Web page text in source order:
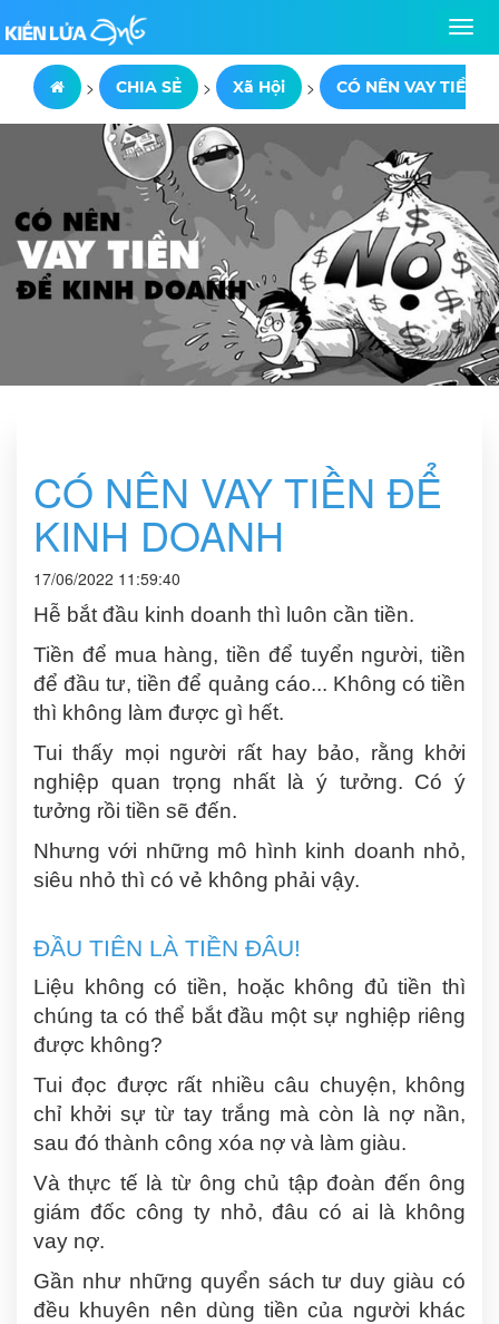
> CHIA SẺ > Xã Hội > CÓ NÊN VAY TIỀN
CÓ NÊN VAY TIỀN ĐỂ
KINH DOANH
17/06/2022 11:59:40
Hễ bắt đầu kinh doanh thì luôn cần tiền.
Tiền để mua hàng, tiền để tuyển người, tiền
để đầu tư, tiền để quảng cáo... Không có tiền
thì không làm được gì hết.
Tui thấy mọi người rất hay bảo, rằng khởi
nghiệp quan trọng nhất là ý tưởng. Có ý
tưởng rồi tiền sẽ đến.
Nhưng với những mô hình kinh doanh nhỏ,
siêu nhỏ thì có vẻ không phải vậy.
ĐẦU TIÊN LÀ TIỀN ĐÂU!
Liệu không có tiền, hoặc không đủ tiền thì
chúng ta có thể bắt đầu một sự nghiệp riêng
được không?
Tui đọc được rất nhiều câu chuyện, không
chỉ khởi sự từ tay trắng mà còn là nợ nần,
sau đó thành công xóa nợ và làm giàu.
Và thực tế là từ ông chủ tập đoàn đến ông
giám đốc công ty nhỏ, đâu có ai là không
vay nợ.
Gần như những quyển sách tư duy giàu có
đều khuyên nên dùng tiền của người khác